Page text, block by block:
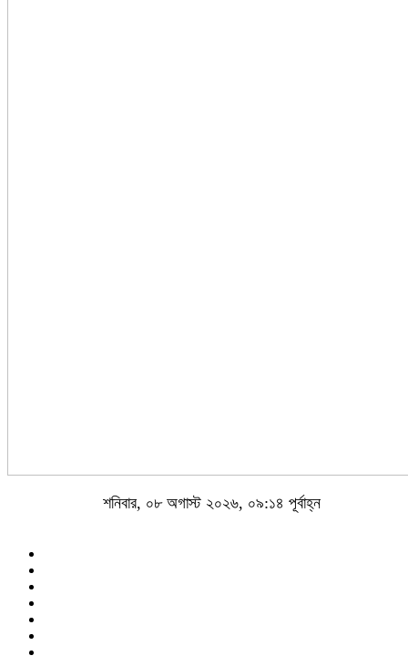
শনিবার, ০৮ অগাস্ট ২০২৬, ০৯:১৪ পূর্বাহ্ন